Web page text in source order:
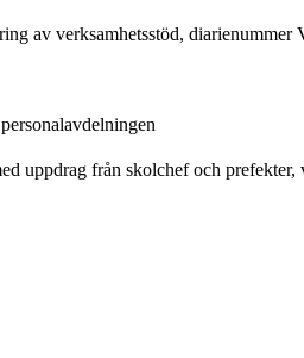
av verksamhetsstöd,
uppdrag från skolchef och